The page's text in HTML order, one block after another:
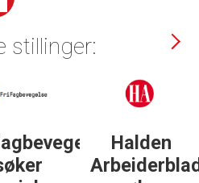
stillinger:
Halden